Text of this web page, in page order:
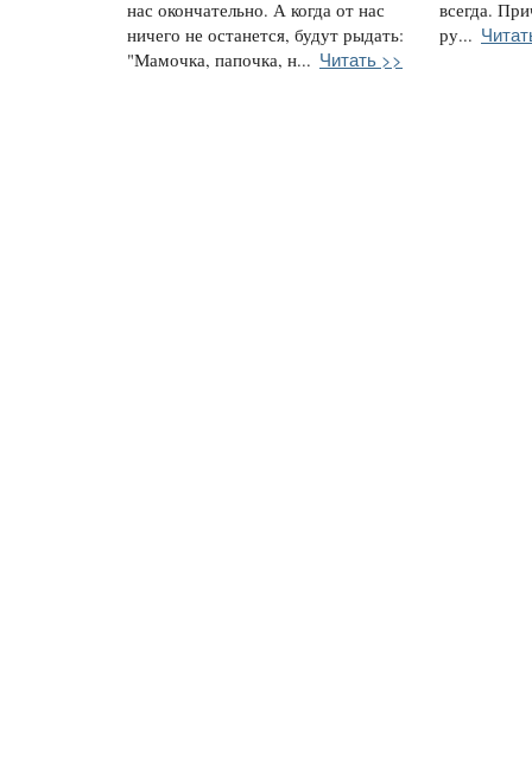
нас окончательно. А когда от нас
ничего не останется, будут рыдать:
"Мамочка, папочка, н... Читать >>
всегда.
ру...